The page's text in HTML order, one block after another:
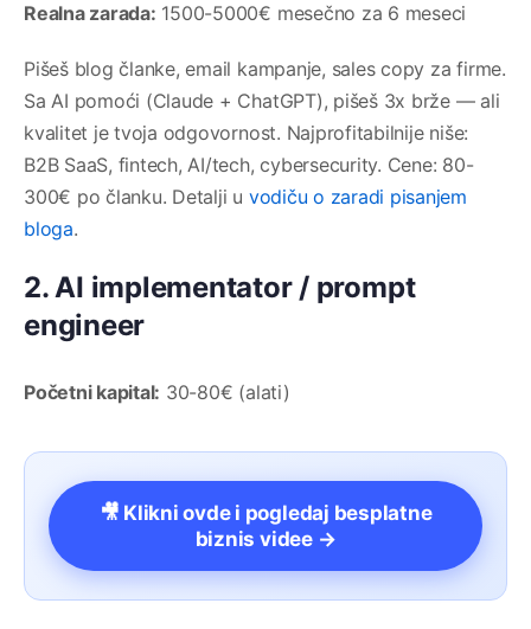
Realna zarada: 1500-5000€ mesečno za 6 meseci
Pišeš blog članke, email kampanje, sales copy za firme.
Sa AI pomoći (Claude + ChatGPT), pišeš 3x brže — ali
kvalitet je tvoja odgovornost. Najprofitabilnije niše:
B2B SaaS, fintech, AI/tech, cybersecurity. Cene: 80-
300€ po članku. Detalji u vodiču o zaradi pisanjem
bloga.
2. AI implementator / prompt
engineer
Početni kapital: 30-80€ (alati)
🎥 Klikni ovde i pogledaj besplatne
biznis videe →